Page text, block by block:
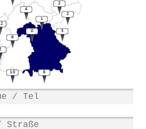
3
2
2
1
4
6
10
0
8